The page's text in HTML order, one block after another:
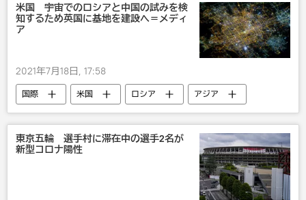
米国 宇宙でのロシアと中国の試みを検
知するため英国に基地を建設へ＝メディ
ア
2021年7月18日, 17:58
国際 米国 ロシア
アジア
宇宙
中国
東京五輪 選手村に滞在中の選手2名が
新型コロナ陽性